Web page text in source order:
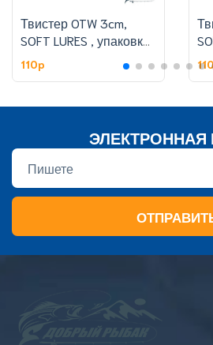
Твистер OTW 3cm,
SOFT LURES , упаковке
50 шт,цвет 308#
110p
ЭЛЕКТРОННАЯ